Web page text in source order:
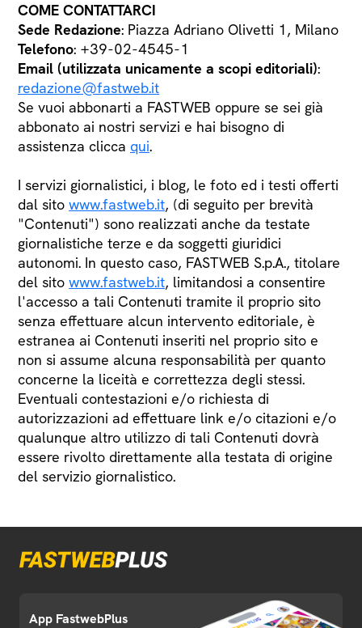
COME CONTATTARCI
Sede Redazione: Piazza Adriano Olivetti 1, Milano
Telefono: +39-02-4545-1
Email (utilizzata unicamente a scopi editoriali):
redazione@fastweb.it
Se vuoi abbonarti a FASTWEB oppure se sei già
abbonato ai nostri servizi e hai bisogno di
assistenza clicca qui.
I servizi giornalistici, i blog, le foto ed i testi offerti
dal sito www.fastweb.it, (di seguito per brevità
"Contenuti") sono realizzati anche da testate
giornalistiche terze e da soggetti giuridici
autonomi. In questo caso, FASTWEB S.p.A., titolare
del sito www.fastweb.it, limitandosi a consentire
l'accesso a tali Contenuti tramite il proprio sito
senza effettuare alcun intervento editoriale, è
estranea ai Contenuti inseriti nel proprio sito e
non si assume alcuna responsabilità per quanto
concerne la liceità e correttezza degli stessi.
Eventuali contestazioni e/o richiesta di
autorizzazioni ad effettuare link e/o citazioni e/o
qualunque altro utilizzo di tali Contenuti dovrà
essere rivolto direttamente alla testata di origine
del servizio giornalistico.
App FastwebPlus